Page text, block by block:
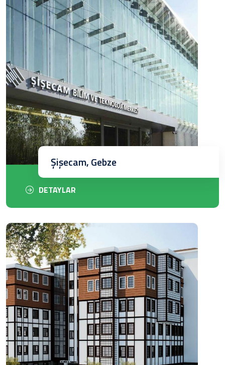
DETAYLAR
Şişecam, Gebze